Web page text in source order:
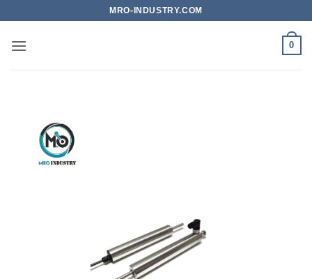
nội
MRO-INDUSTRY.COM
0